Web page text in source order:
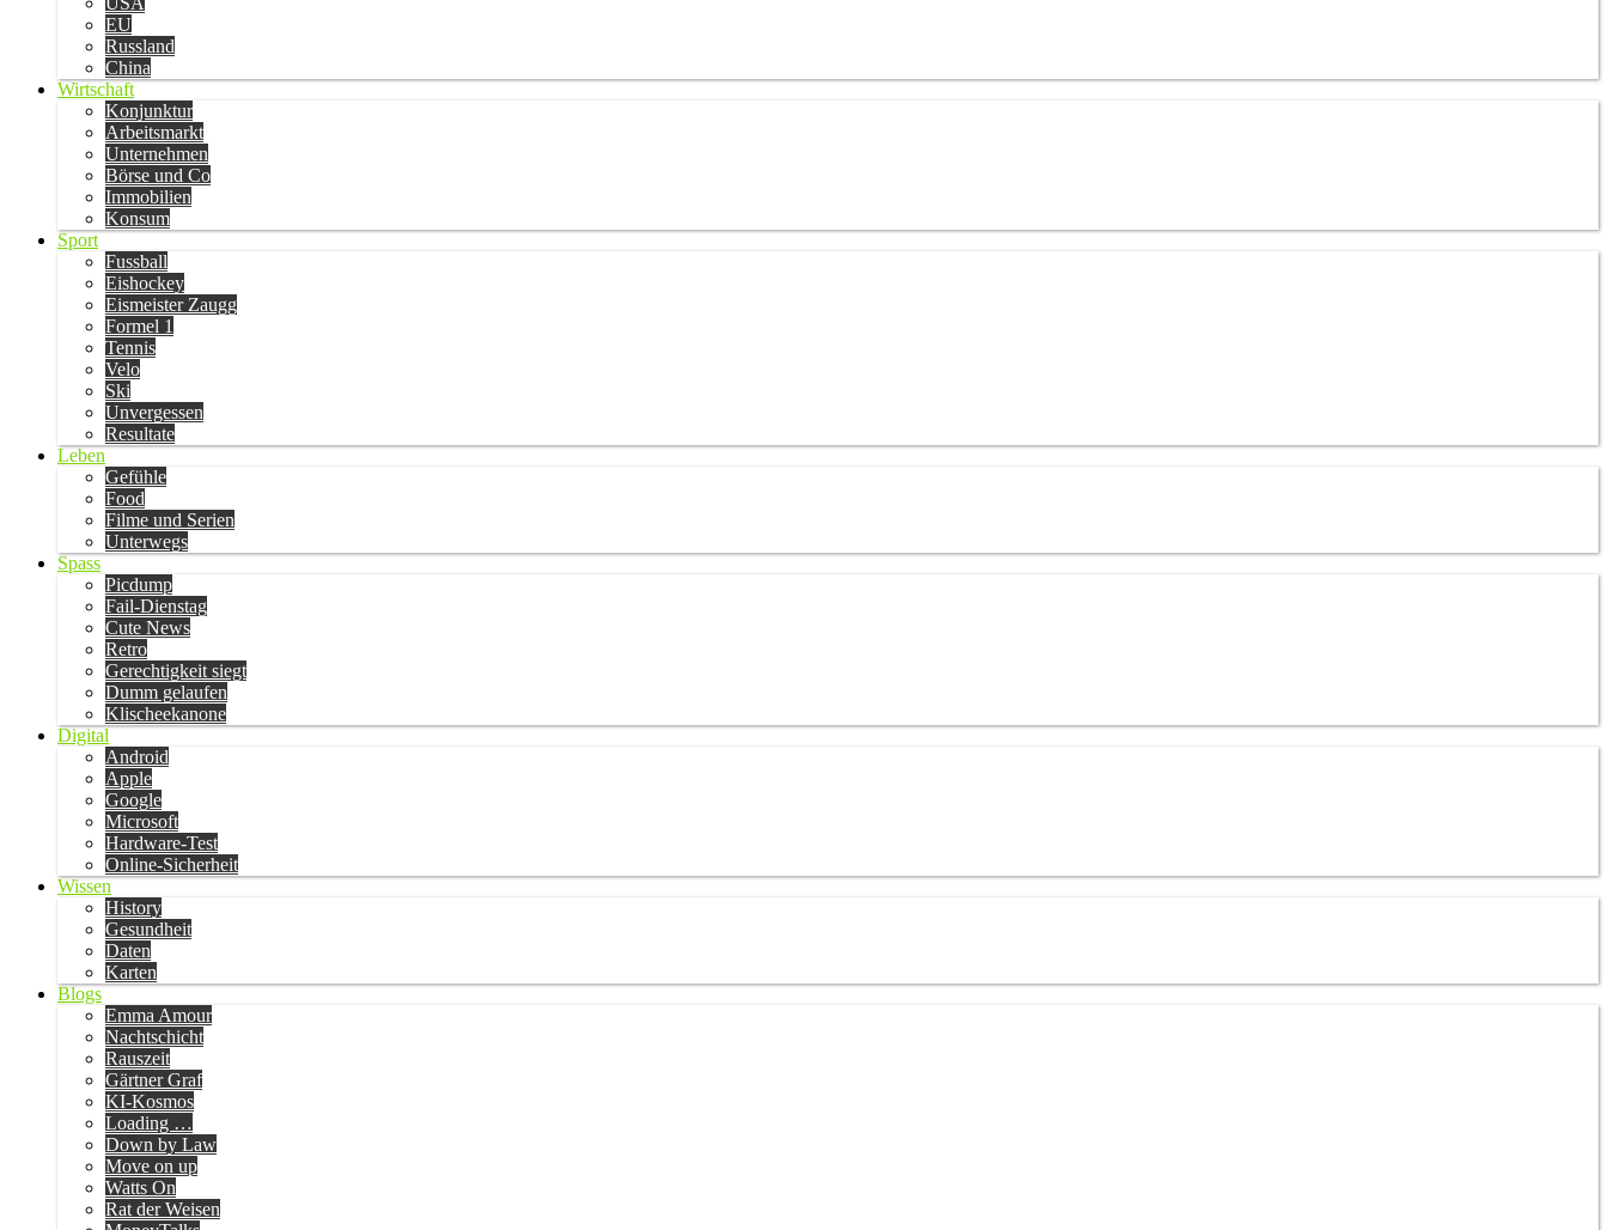
EU
Russland
China
Wirtschaft
Konjunktur
Arbeitsmarkt
Unternehmen
Börse und Co
Immobilien
Konsum
Sport
Fussball
Eishockey
Eismeister Zaugg
Formel 1
Tennis
Velo
Ski
Unvergessen
Resultate
Leben
Gefühle
Food
Filme und Serien
Unterwegs
Spass
Picdump
Fail-Dienstag
Cute News
Retro
Gerechtigkeit siegt
Dumm gelaufen
Klischeekanone
Digital
Android
Apple
Google
Microsoft
Hardware-Test
Online-Sicherheit
Wissen
History
Gesundheit
Daten
Karten
Blogs
Emma Amour
Nachtschicht
Rauszeit
Gärtner Graf
KI-Kosmos
Loading …
Down by Law
Move on up
Watts On
Rat der Weisen